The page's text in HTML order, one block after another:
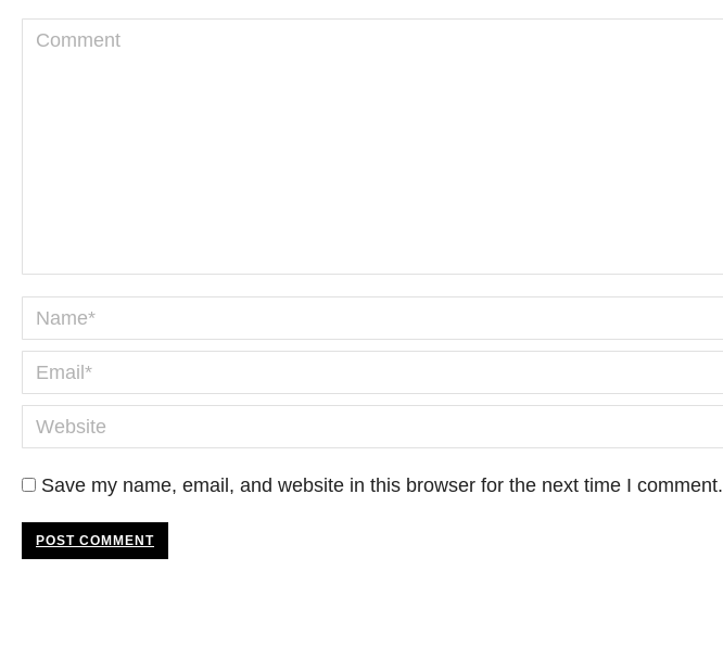
Comment
Name *
Email *
Website
Save my name, email, and website in this browser for the next time I comment.
POST COMMENT